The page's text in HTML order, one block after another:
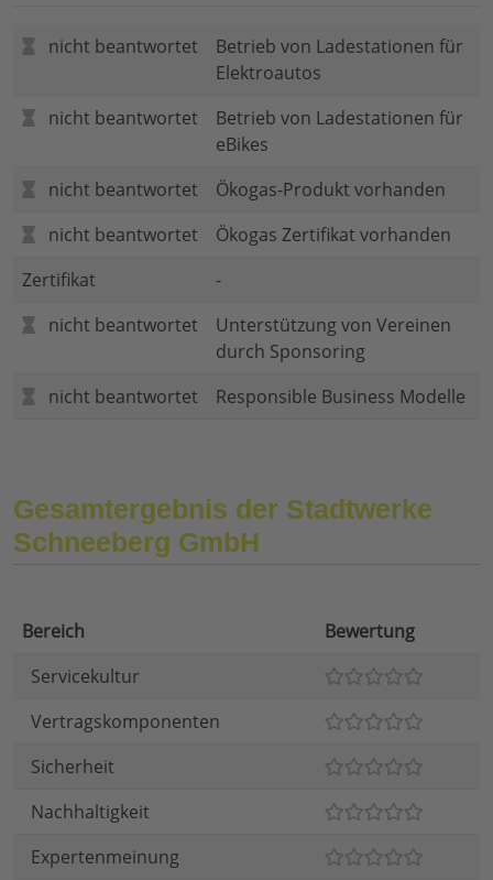
nicht beantwortet
Betrieb von Ladestationen für
Elektroautos
nicht beantwortet
Betrieb von Ladestationen für
eBikes
nicht beantwortet
Ökogas-Produkt vorhanden
nicht beantwortet
Ökogas Zertifikat vorhanden
Zertifikat
-
nicht beantwortet
Unterstützung von Vereinen
durch Sponsoring
nicht beantwortet
Responsible Business Modelle
Gesamtergebnis der Stadtwerke
Schneeberg GmbH
Bereich
Bewertung
Servicekultur
Vertragskomponenten
Sicherheit
Nachhaltigkeit
Expertenmeinung